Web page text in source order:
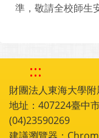
準，敬請全校師生
:::
財團法人東海大學
地址：407224臺中
(04)23590269